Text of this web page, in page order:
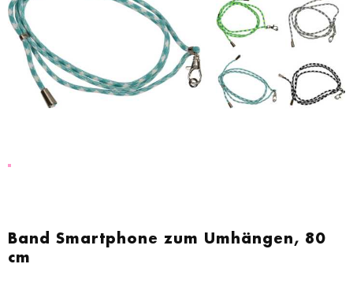
Band Smartphone zum Umhängen, 80
cm
Anfang
der